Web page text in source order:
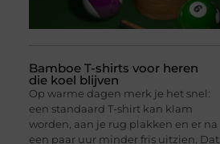
Bamboe T-shirts voor heren
die koel blijven
Op warme dagen merk je het snel:
een standaard T-shirt kan klam
worden, aan je rug plakken en er na
een paar uur minder fris uitzien. Dat